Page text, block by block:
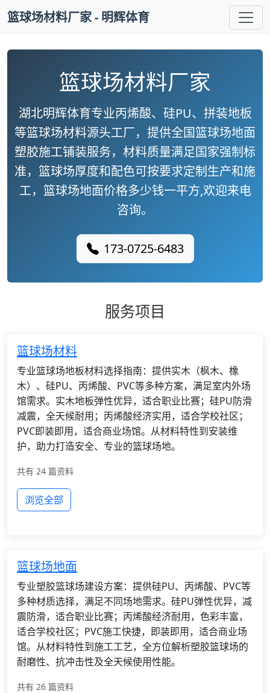
篮球场材料厂家 - 明辉体育
篮球场材料厂家
湖北明辉体育专业丙烯酸、硅PU、拼装地板
等篮球场材料源头工厂，提供全国篮球场地面
塑胶施工铺装服务，材料质量满足国家强制标
准，篮球场厚度和配色可按要求定制生产和施
工，篮球场地面价格多少钱一平方,欢迎来电
咨询。
173-0725-6483
服务项目
篮球场材料
专业篮球场地板材料选择指南：提供实木（枫木、橡
木）、硅PU、丙烯酸、PVC等多种方案，满足室内外场
馆需求。实木地板弹性优异，适合职业比赛；硅PU防滑
减震，全天候耐用；丙烯酸经济实用，适合学校社区；
PVC即装即用，适合商业场馆。从材料特性到安装维
护，助力打造安全、专业的篮球场地。
共有 24 篇资料
浏览全部
篮球场地面
专业塑胶篮球场建设方案：提供硅PU、丙烯酸、PVC等
多种材质选择，满足不同场地需求。硅PU弹性优异，减
震防滑，适合职业比赛；丙烯酸经济耐用，色彩丰富，
适合学校社区；PVC施工快捷，即装即用，适合商业场
馆。从材料特性到施工工艺，全方位解析塑胶篮球场的
耐磨性、抗冲击性及全天候使用性能。
共有 26 篇资料